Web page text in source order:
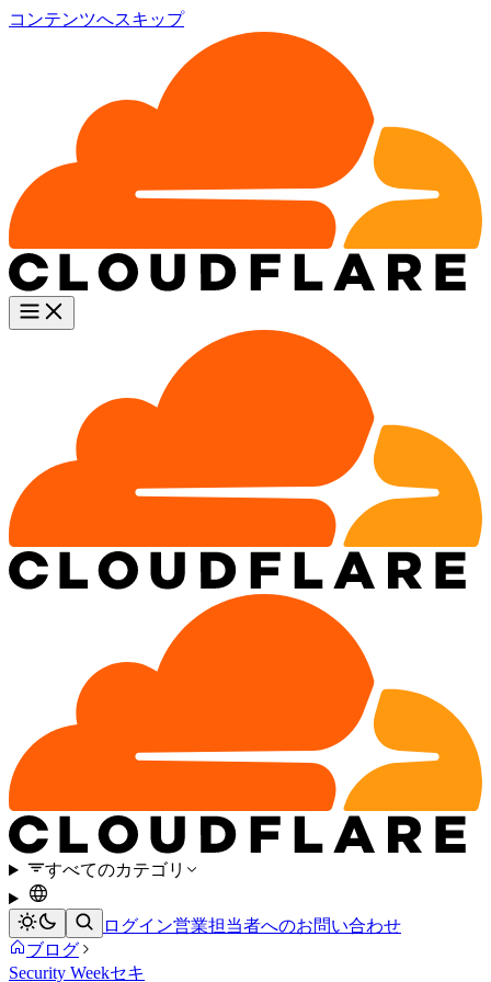
コンテンツへスキップ
すべてのカテゴリ
ログイン営業担当者へのお問い合わせ
ブログ
Security Weekセキ